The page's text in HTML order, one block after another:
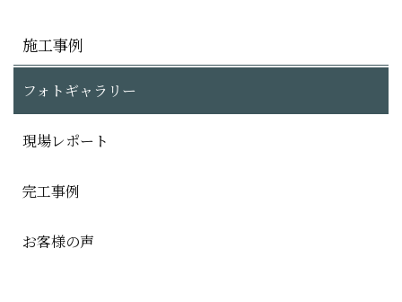
施工事例
フォトギャラリー
現場レポート
完工事例
お客様の声